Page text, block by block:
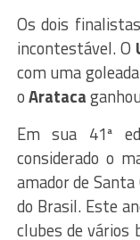
Os dois
incontestável. O
com uma
oArataca
Em sua 41ª
considerado o
amador de
do Brasil. Este
clubes de vários